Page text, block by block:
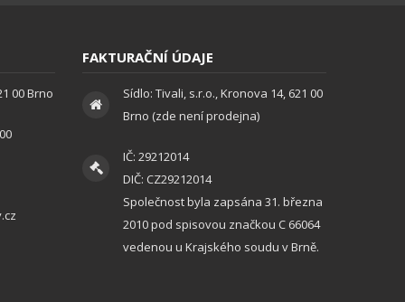
00 Brno
FAKTURAČNÍ ÚDAJE
Sídlo: Tivali, s.r.o., Kronova 14, 621 00
Brno (zde není prodejna)
IČ: 29212014
DIČ: CZ29212014
Společnost byla zapsána 31. března
2010 pod spisovou značkou C 66064
vedenou u Krajského soudu v Brně.